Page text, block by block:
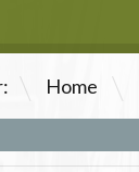
Home \